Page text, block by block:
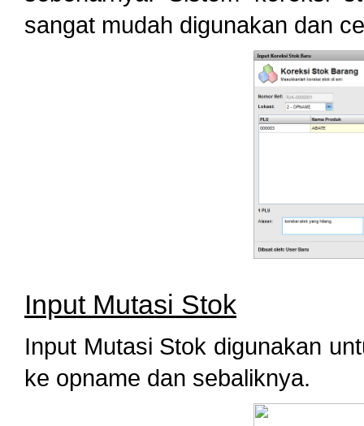
sangat mudah digunakan dan
Input Mutasi Stok
Input Mutasi Stok digunakan
ke opname dan sebaliknya.